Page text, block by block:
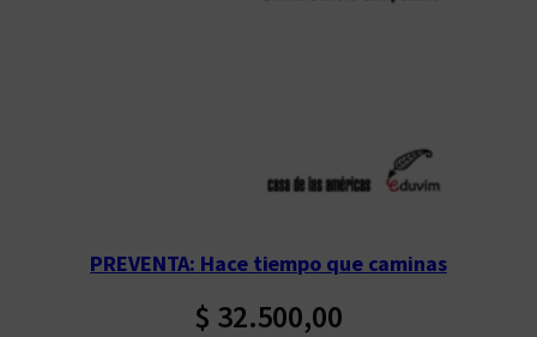
PREVENTA: Hace tiempo que caminas
$ 32.500,00